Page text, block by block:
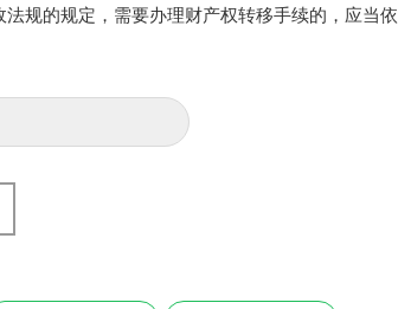
规的规定，需要办理财产权转移手续的，应当依